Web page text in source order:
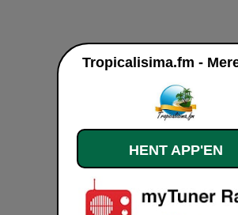
HENT APP'EN